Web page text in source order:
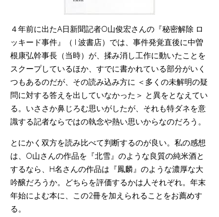
４年前に出たA日新聞記者O山俊宏さんの『秘密解除 ロ
ッキード事件』（ I 波書店）では、事件発覚直後に中曽
根康弘幹事長（当時）が、揉み消し工作に動いたことを
スクープしているほか、すでに書かれている部分がいく
つもあるのだが、その読み込み方に ＜多くの未解明の疑
問に対する答えを出していなかった＞ と異をとなえてい
る。いささか鼻じろむ思いがしたが、それも特ダネを意
識する記者ならではの執念や熱い思いからなのだろう。
とにかく双方を読み比べて判断するのが良い。私の感想
は、O山さんの作品を『北雪』のような良質の純米酒と
するなら、H名さんの作品は『鳳麟』のような濃厚な大
吟醸だろうか。どちらを評価するかは人それぞれ。年末
年始によむ本に、この2冊を加えられることをお薦めす
る。